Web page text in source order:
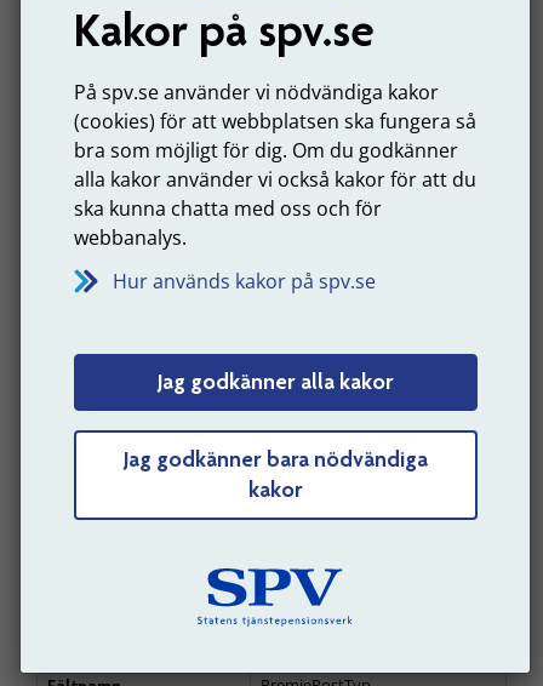
Kakor på spv.se
På spv.se använder vi nödvändiga kakor
(cookies) för att webbplatsen ska fungera så
bra som möjligt för dig. Om du godkänner
alla kakor använder vi också kakor för att du
ska kunna chatta med oss och för
webbanalys.
Hur används kakor på spv.se
Jag godkänner alla kakor
Jag godkänner bara nödvändiga
kakor
🠉 Tillbaka till listan med exempel
Exempel: Beräkningsunderlag vid
föräldraledighet – exempel 2
en dag med föräldrapenning från
Försäkringskassan under september månad.
Hennes fasta lön är 22 700 kronor. Hon har
dessutom ett fast tillägg på 1 000 kronor samt en
övertidsersättning på 1 000 kronor. Efter avdrag
för föräldraledighet är Malins utbetalda lön 23 925
Tabellen visar hur värdet för respektive fält ska